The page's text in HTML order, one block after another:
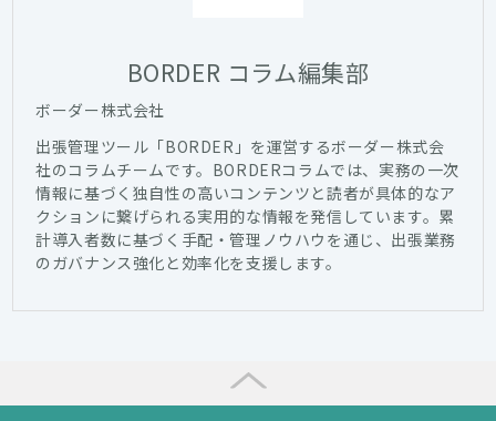
BORDER コラム編集部
ボーダー株式会社
出張管理ツール「BORDER」を運営するボーダー株式会
社のコラムチームです。BORDERコラムでは、実務の一次
情報に基づく独自性の高いコンテンツと読者が具体的なア
クションに繋げられる実用的な情報を発信しています。累
計導入者数に基づく手配・管理ノウハウを通じ、出張業務
のガバナンス強化と効率化を支援します。